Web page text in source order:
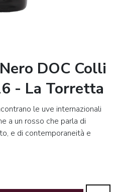
DOC Colli
- La Torretta
le uve internazionali
a un rosso che parla di
e di contemporaneità e